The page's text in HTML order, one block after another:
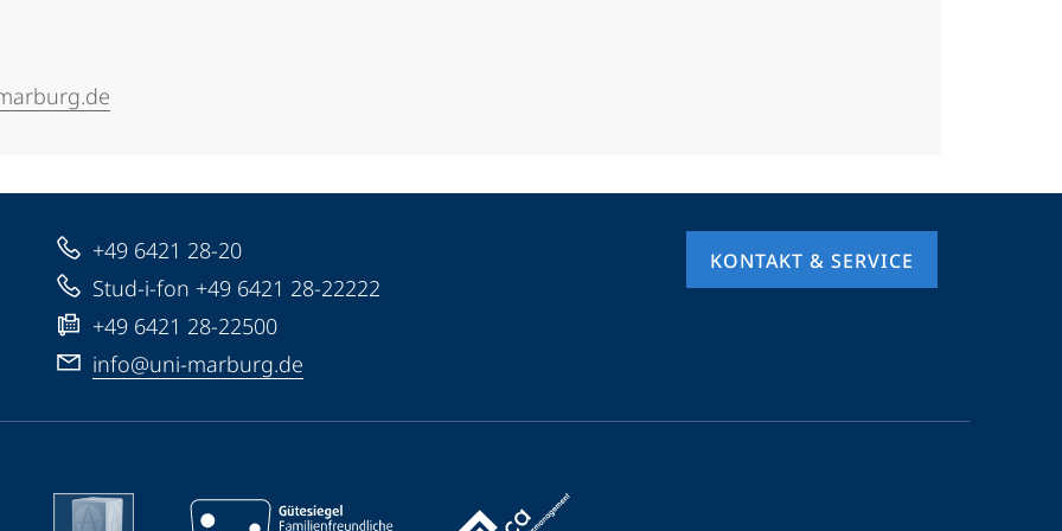
+49 6421 28-20
Stud-i-fon +49 6421 28-22222
+49 6421 28-22500
info@uni-marburg.de
KONTAKT & SERVICE